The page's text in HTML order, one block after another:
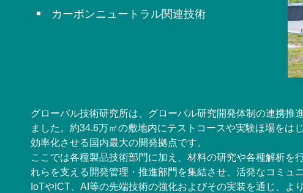
カーボンニュートラル関連技術
グローバル技術研究所は、グローバル研究開発体制の連携
ました。約34.6万㎡の敷地内にテストコースや実験ほ場を
効率化させる国内最大の開発拠点です。
ここでは各種製品技術部門に加え、材料の研究や各種解析
れらを支える開発管理・推進部門を集結させ、活発なコミュ
IoTやICT、AI等の先端技術の強化およびその実装を通じ、